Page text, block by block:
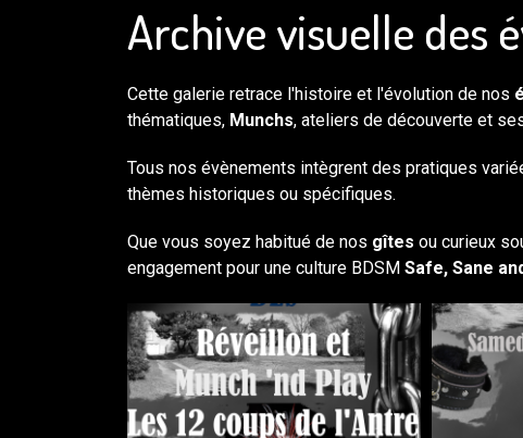
Archive visuelle des
Cette galerie retrace l'histoire et l'évolution de nos
thématiques, Munchs, ateliers de découverte et
Tous nos évènements intègrent des pratiques
thèmes historiques ou spécifiques.
Que vous soyez habitué de nos gîtes ou curieux
engagement pour une culture BDSM Safe, Sane